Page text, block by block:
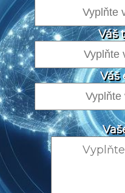
Váš
Váš